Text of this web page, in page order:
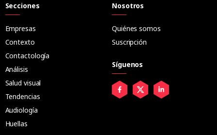
Secciones
Empresas
Contexto
Contactología
Análisis
Salud visual
Tendencias
Audiología
Huellas
Nosotros
Quiénes somos
Suscripción
Síguenos